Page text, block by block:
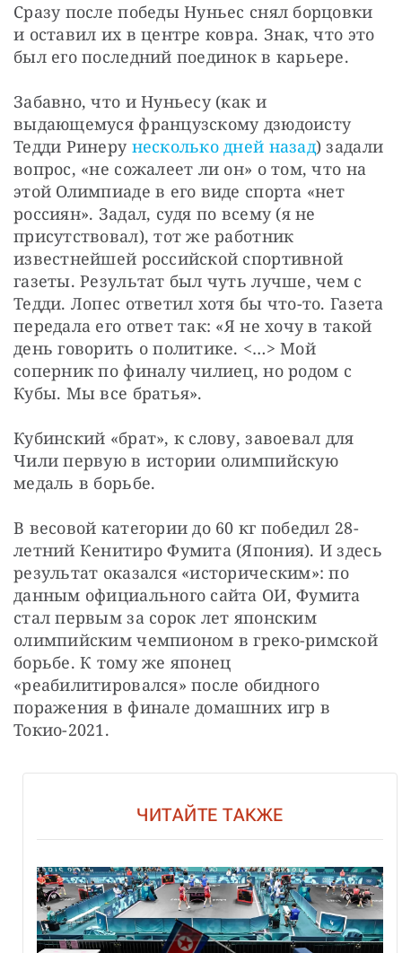
Сразу после победы Нуньес снял борцовки
и оставил их в центре ковра. Знак, что это
был его последний поединок в карьере.
Забавно, что и Нуньесу (как и
выдающемуся французскому дзюдоисту
Тедди Ринеру несколько дней назад) задали
вопрос, «не сожалеет ли он» о том, что на
этой Олимпиаде в его виде спорта «нет
россиян». Задал, судя по всему (я не
присутствовал), тот же работник
известнейшей российской спортивной
газеты. Результат был чуть лучше, чем с
Тедди. Лопес ответил хотя бы что-то. Газета
передала его ответ так: «Я не хочу в такой
день говорить о политике. <…> Мой
соперник по финалу чилиец, но родом с
Кубы. Мы все братья».
Кубинский «брат», к слову, завоевал для
Чили первую в истории олимпийскую
медаль в борьбе.
В весовой категории до 60 кг победил 28-
летний Кенитиро Фумита (Япония). И здесь
результат оказался «историческим»: по
данным официального сайта ОИ, Фумита
стал первым за сорок лет японским
олимпийским чемпионом в греко-римской
борьбе. К тому же японец
«реабилитировался» после обидного
поражения в финале домашних игр в
Токио-2021.
ЧИТАЙТЕ ТАКЖЕ